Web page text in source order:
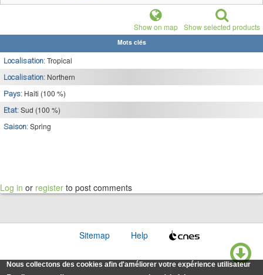
Show on map Show selected products
Mots clés
Localisation: Tropical
Localisation: Northern
Pays: Haiti (100 %)
Etat: Sud (100 %)
Saison: Spring
Log in or register to post comments
Sitemap Help
Nous collectons des cookies afin d'améliorer votre expérience utilisateur